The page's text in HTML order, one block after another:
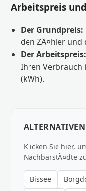
Arbeitspreis
Der Grundpreis:
den ZÃ¤hler und
Der Arbeitspreis:
Ihren Verbrauch
(kWh).
Klicken Sie hier,
NachbarstÃ¤dte
Bissee